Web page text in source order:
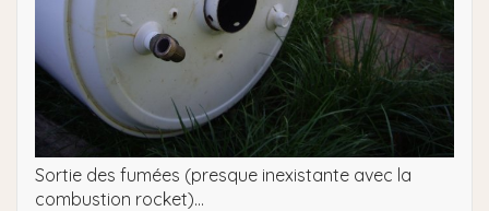
Sortie des fumées (presque inexistante avec la
combustion rocket)…